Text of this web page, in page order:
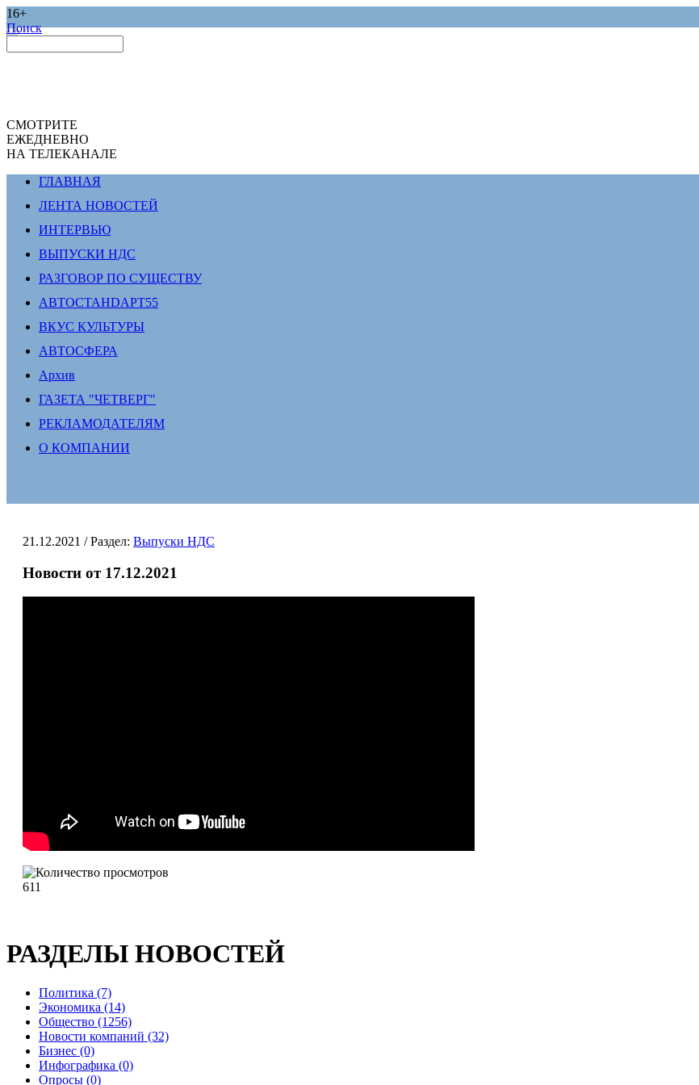
16+
Поиск
СМОТРИТЕ
ЕЖЕДНЕВНО
НА ТЕЛЕКАНАЛЕ
ГЛАВНАЯ
ЛЕНТА НОВОСТЕЙ
ИНТЕРВЬЮ
ВЫПУСКИ НДС
РАЗГОВОР ПО СУЩЕСТВУ
АВТОСТАНDАРТ55
ВКУС КУЛЬТУРЫ
АВТОСФЕРА
Архив
ГАЗЕТА "ЧЕТВЕРГ"
РЕКЛАМОДАТЕЛЯМ
О КОМПАНИИ
21.12.2021 / Раздел: Выпуски НДС
Новости от 17.12.2021
611
РАЗДЕЛЫ НОВОСТЕЙ
Политика (7)
Экономика (14)
Общество (1256)
Новости компаний (32)
Бизнес (0)
Инфографика (0)
Опросы (0)